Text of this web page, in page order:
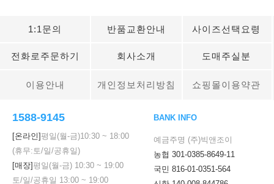
1:1문의 반품교환안내 사이즈선택요령
전화로주문하기 회사소개 도매주실분
이용안내 개인정보처리방침 쇼핑몰이용약관
1588-9145
[온라인] 평일(월-금)10:30 ~ 18:00
(휴무:토/일/공휴일)
[매장] 평일(월-금) 10:30 ~ 19:00
토/일/공휴일 13:00 ~ 19:00
BANK INFO
예금주명 (주)빅앤조이
농협 301-0385-8649-11
국민 816-01-0351-564